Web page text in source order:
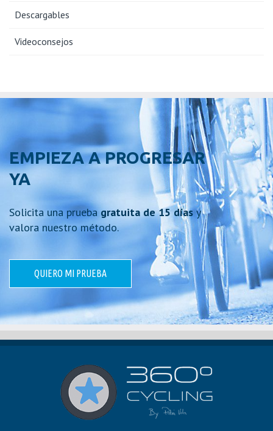
Descargables
Videoconsejos
EMPIEZA A PROGRESAR
YA
Solicita una prueba gratuita de 15 díasy
valora nuestro método.
QUIERO MI PRUEBA